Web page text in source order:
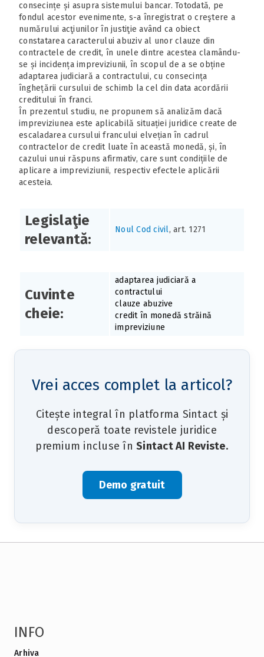
consecințe și asupra sistemului bancar. Totodată, pe
fondul acestor evenimente, s-a înregistrat o creştere a
numărului acţiunilor în justiţie având ca obiect
constatarea caracterului abuziv al unor clauze din
contractele de credit, în unele dintre acestea clamându-
se și incidența impreviziunii, în scopul de a se obține
adaptarea judiciară a contractului, cu consecința
înghețării cursului de schimb la cel din data acordării
creditului în franci.
În prezentul studiu, ne propunem să analizăm dacă
impreviziunea este aplicabilă situației juridice create de
escaladarea cursului francului elvețian în cadrul
contractelor de credit luate în această monedă, și, în
cazului unui răspuns afirmativ, care sunt condițiile de
aplicare a impreviziunii, respectiv efectele aplicării
acesteia.
Legislaţie
relevantă:
Noul Cod civil, art. 1271
Cuvinte
cheie:
adaptarea judiciară a
contractului
clauze abuzive
credit în monedă străină
impreviziune
Vrei acces complet la articol?
Citește integral în platforma Sintact și
descoperă toate revistele juridice
premium incluse în Sintact AI Reviste.
Demo gratuit
INFO
Arhiva